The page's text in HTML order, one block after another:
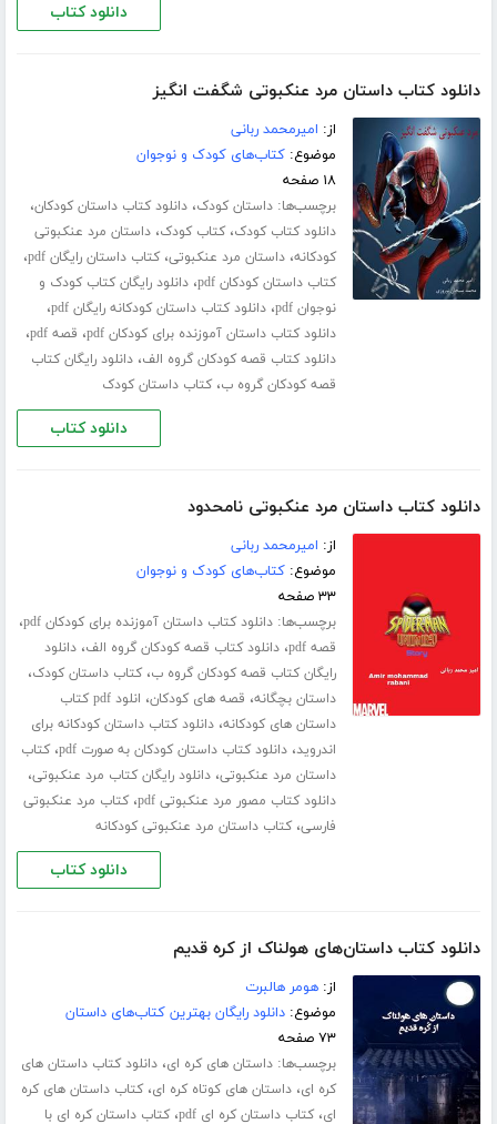
دانلود کتاب
دانلود کتاب داستان مرد عنکبوتی شگفت انگیز
از: امیرمحمد ربانی
موضوع:کتاب‌های کودک و نوجوان
۱۸ صفحه
برچسب‌ها:داستان کودک،دانلود کتاب داستان کودکان،
دانلود کتاب کودک،کتاب کودک،داستان مرد عنکبوتی
کودکانه،داستان مرد عنکبوتی،کتاب داستان رایگان pdf ،
کتاب داستان کودکان pdf ،دانلود رایگان کتاب کودک و
نوجوان pdf
،دانلود کتاب داستان کودکانه رایگان pdf ،
دانلود کتاب داستان آموزنده برای کودکان pdf ، قصه pdf ،
دانلود کتاب قصه کودکان گروه الف،دانلود رایگان کتاب
قصه کودکان گروه ب،کتاب داستان کودک
دانلود کتاب
دانلود کتاب داستان مرد عنکبوتی نامحدود
از: امیرمحمد ربانی
موضوع:کتاب‌های کودک و نوجوان
۳۳ صفحه
برچسب‌ها:دانلود کتاب داستان آموزنده برای کودکان pdf ،
قصه pdf ،دانلود کتاب قصه کودکان گروه الف،دانلود
رایگان کتاب قصه کودکان گروه ب،کتاب داستان کودک،
داستان بچگانه، قصه های کودکان،
انلود pdf کتاب
داستان های کودکانه،دانلود کتاب داستان کودکانه برای
اندروید،دانلود کتاب داستان کودکان به صورت pdf ،کتاب
داستان مرد عنکبوتی،دانلود رایگان کتاب مرد عنکبوتی،
دانلود کتاب مصور مرد عنکبوتی pdf ،کتاب مرد عنکبوتی
فارسی،کتاب داستان مرد عنکبوتی کودکانه
دانلود کتاب
دانلود کتاب داستان‌های هولناک از کره قدیم
از:هومر هالبرت
موضوع:دانلود رایگان بهترین کتاب‌های داستان
۷۳ صفحه
برچسب‌ها:داستان های کره ای،دانلود کتاب داستان های
کره ای،داستان های کوتاه کره ای،کتاب داستان های کره
ای،کتاب داستان کره ای pdf ،کتاب داستان کره ای با